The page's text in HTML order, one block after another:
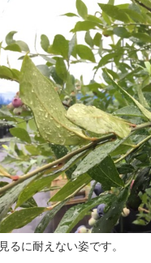
見るに耐えない姿です。